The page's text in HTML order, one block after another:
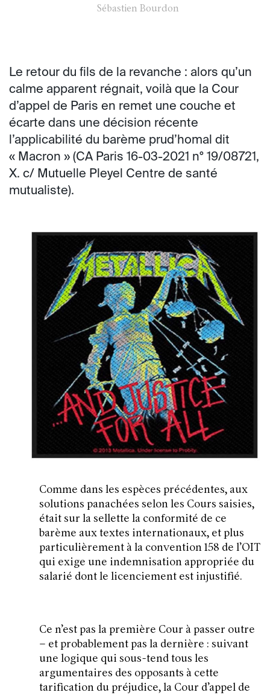
Sébastien Bourdon
Le retour du fils de la revanche : alors qu’un
calme apparent régnait, voilà que la Cour
d’appel de Paris en remet une couche et
écarte dans une décision récente
l’applicabilité du barème prud’homal dit
« Macron » (CA Paris 16-03-2021 n° 19/08721,
X. c/ Mutuelle Pleyel Centre de santé
mutualiste).
Comme dans les espèces précédentes, aux
solutions panachées selon les Cours saisies,
était sur la sellette la conformité de ce
barème aux textes internationaux, et plus
particulièrement à la convention 158 de l’OIT
qui exige une indemnisation appropriée du
salarié dont le licenciement est injustifié.
Ce n’est pas la première Cour à passer outre
– et probablement pas la dernière : suivant
une logique qui sous-tend tous les
argumentaires des opposants à cette
tarification du préjudice, la Cour d’appel de